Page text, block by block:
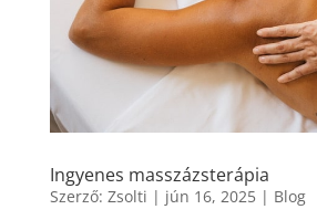
Ingyenes masszázsterápia
Szerző: Zsolti | jún 16, 2025| Blog